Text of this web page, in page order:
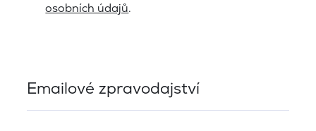
osobních údajů.
Emailové zpravodajství